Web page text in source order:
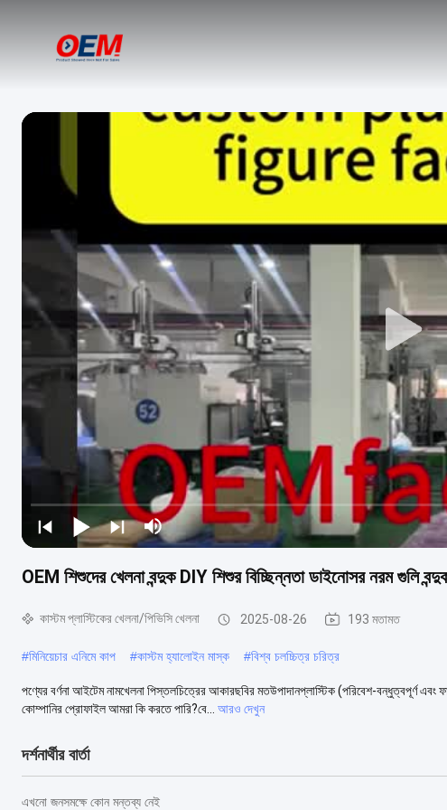
OEM শিশুদের খেলনা বন্দুক DIY শিশুর বিচ্ছিন্নতা ডাইনোসর নরম গুলি
কাস্টম প্লাস্টিকের খেলনা/পিভিসি খেলনা 2025-08-26 193 মতামত
#মিনিয়েচার এনিমে কাপ #কাস্টম হ্যালোইন মাস্ক #বিশ্ব চলচ্চিত্র চরিত্র
পণ্যের বর্ণনা আইটেম নামখেলনা পিস্তলচিত্রের আকারছবির মতউপাদানপ্লাস্টিক (পরিবেশ-বন্ধুত্বপূর্ণ
কোম্পানির প্রোফাইল আমরা কি করতে পারি?বে...
আরও দেখুন
দর্শনার্থীর বার্তা
এখনো জনসমক্ষে কোন মন্তব্য নেই